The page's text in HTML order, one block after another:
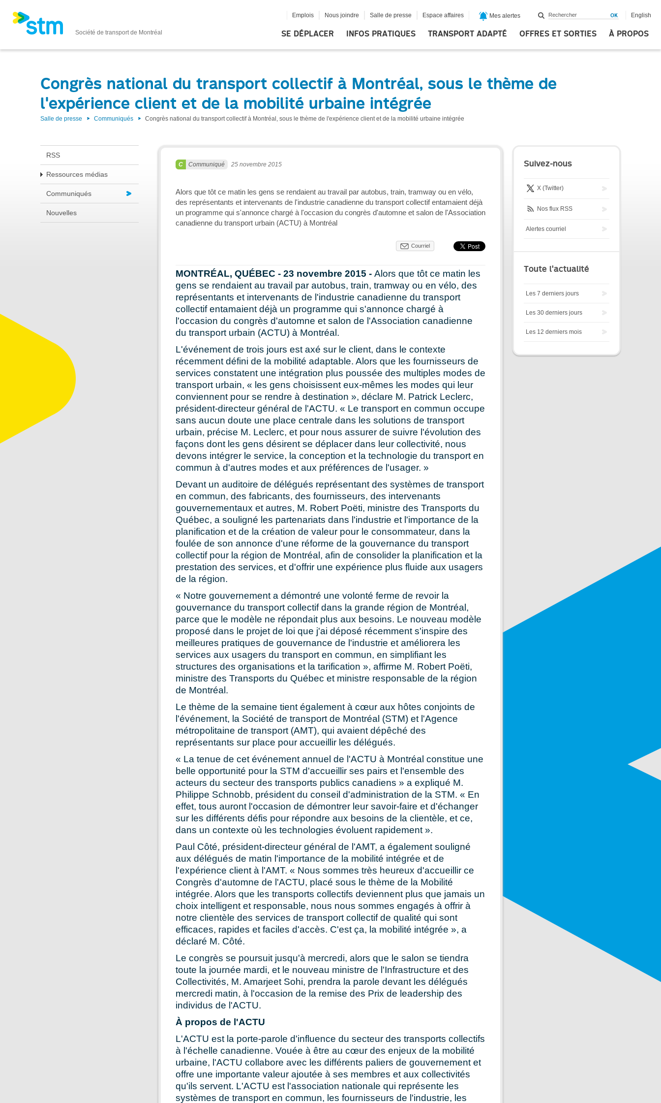
Société de transport de Montréal SE DÉPLACER INFOS PRATIQUES TRANSPORT ADAPTÉ OFFRES ET SORTIES À PROPOS
Emplois Nous joindre Salle de presse Espace affaires Mes alertes English
Congrès national du transport collectif à Montréal, sous le thème de
l'expérience client et de la mobilité urbaine intégrée
Salle de presse Communiqués Congrès national du transport collectif à Montréal, sous le thème de l'expérience client et de la mobilité urbaine intégrée
RSS
Ressources médias
Communiqués
Nouvelles
Communiqué 25 novembre 2015
Alors que tôt ce matin les gens se rendaient au travail par autobus, train, tramway ou en vélo,
des représentants et intervenants de l'industrie canadienne du transport collectif entamaient déjà
un programme qui s'annonce chargé à l'occasion du congrès d'automne et salon de l'Association
canadienne du transport urbain (ACTU) à Montréal
Courriel
MONTRÉAL, QUÉBEC - 23 novembre 2015 - Alors que tôt ce matin les
gens se rendaient au travail par autobus, train, tramway ou en vélo, des
représentants et intervenants de l'industrie canadienne du transport
collectif entamaient déjà un programme qui s'annonce chargé à
l'occasion du congrès d'automne et salon de l'Association canadienne
du transport urbain (ACTU) à Montréal.
L'événement de trois jours est axé sur le client, dans le contexte
récemment défini de la mobilité adaptable. Alors que les fournisseurs de
services constatent une intégration plus poussée des multiples modes de
transport urbain, « les gens choisissent eux-mêmes les modes qui leur
conviennent pour se rendre à destination », déclare M. Patrick Leclerc,
président-directeur général de l'ACTU. « Le transport en commun occupe
sans aucun doute une place centrale dans les solutions de transport
urbain, précise M. Leclerc, et pour nous assurer de suivre l'évolution des
façons dont les gens désirent se déplacer dans leur collectivité, nous
devons intégrer le service, la conception et la technologie du transport en
commun à d'autres modes et aux préférences de l'usager. »
Devant un auditoire de délégués représentant des systèmes de transport
en commun, des fabricants, des fournisseurs, des intervenants
gouvernementaux et autres, M. Robert Poëti, ministre des Transports du
Québec, a souligné les partenariats dans l'industrie et l'importance de la
planification et de la création de valeur pour le consommateur, dans la
foulée de son annonce d'une réforme de la gouvernance du transport
collectif pour la région de Montréal, afin de consolider la planification et la
prestation des services, et d'offrir une expérience plus fluide aux usagers
de la région.
« Notre gouvernement a démontré une volonté ferme de revoir la
gouvernance du transport collectif dans la grande région de Montréal,
parce que le modèle ne répondait plus aux besoins. Le nouveau modèle
proposé dans le projet de loi que j'ai déposé récemment s'inspire des
meilleures pratiques de gouvernance de l'industrie et améliorera les
services aux usagers du transport en commun, en simplifiant les
structures des organisations et la tarification », affirme M. Robert Poëti,
ministre des Transports du Québec et ministre responsable de la région
de Montréal.
Le thème de la semaine tient également à cœur aux hôtes conjoints de
l'événement, la Société de transport de Montréal (STM) et l'Agence
métropolitaine de transport (AMT), qui avaient dépêché des
représentants sur place pour accueillir les délégués.
« La tenue de cet événement annuel de l'ACTU à Montréal constitue une
belle opportunité pour la STM d'accueillir ses pairs et l'ensemble des
acteurs du secteur des transports publics canadiens » a expliqué M.
Philippe Schnobb, président du conseil d'administration de la STM. « En
effet, tous auront l'occasion de démontrer leur savoir-faire et d'échanger
sur les différents défis pour répondre aux besoins de la clientèle, et ce,
dans un contexte où les technologies évoluent rapidement ».
Paul Côté, président-directeur général de l'AMT, a également souligné
aux délégués de matin l'importance de la mobilité intégrée et de
l'expérience client à l'AMT. « Nous sommes très heureux d'accueillir ce
Congrès d'automne de l'ACTU, placé sous le thème de la Mobilité
intégrée. Alors que les transports collectifs deviennent plus que jamais un
choix intelligent et responsable, nous nous sommes engagés à offrir à
notre clientèle des services de transport collectif de qualité qui sont
efficaces, rapides et faciles d'accès. C'est ça, la mobilité intégrée », a
déclaré M. Côté.
Le congrès se poursuit jusqu'à mercredi, alors que le salon se tiendra
toute la journée mardi, et le nouveau ministre de l'Infrastructure et des
Collectivités, M. Amarjeet Sohi, prendra la parole devant les délégués
mercredi matin, à l'occasion de la remise des Prix de leadership des
individus de l'ACTU.
À propos de l'ACTU
L'ACTU est la porte-parole d'influence du secteur des transports collectifs
à l'échelle canadienne. Vouée à être au cœur des enjeux de la mobilité
urbaine, l'ACTU collabore avec les différents paliers de gouvernement et
offre une importante valeur ajoutée à ses membres et aux collectivités
qu'ils servent. L'ACTU est l'association nationale qui représente les
systèmes de transport en commun, les fournisseurs de l'industrie, les
Suivez-nous
X (Twitter)
Nos flux RSS
Alertes courriel
Toute l'actualité
Les 7 derniers jours
Les 30 derniers jours
Les 12 derniers mois